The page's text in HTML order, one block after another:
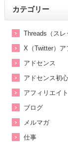
カテゴリー
Threads（スレ
X（Twitter）ア
アドセンス
アドセンス初
アフィリエイト
ブログ
メルマガ
仕事